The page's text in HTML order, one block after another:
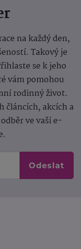
na každý den,
Takový je
se k jeho
vám pomohou
rodinný život.
článcích, akcích a
ve vaší e-
Odeslat